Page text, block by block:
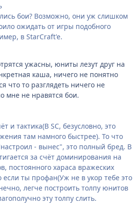
бои? Возможно, они уж слишком
ожидать от игры подобного
в StarCraft'e.
ужасны, юниты лезут друг на
каша, ничего не понятно
что то разглядеть ничего не
мне не нравятся бои.
и тактика(В SC, безусловно, это
там намного быстрее). То что
- вынес", это полный бред. В
за счёт доминирования на
постоянного хараса вражеских
ты профан(Уж не в укор тебе это
легче построить толпу юнитов
эту толпу слить.